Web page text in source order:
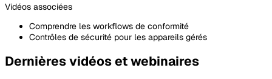
Vidéos associées
Comprendre les workflows de conformité
Contrôles de sécurité pour les appareils gérés
Dernières vidéos et webinaires